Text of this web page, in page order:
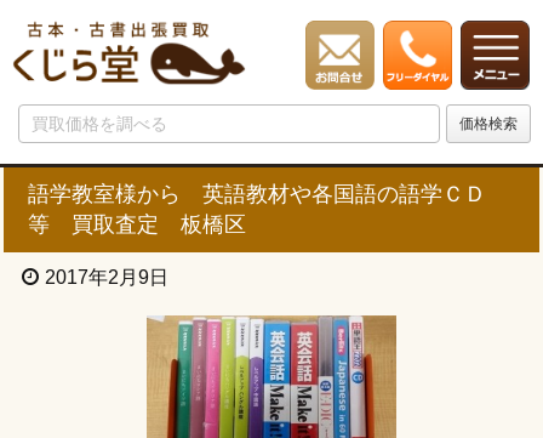
語学教室様から 英語教材や各国語の語学ＣＤ
等 買取査定 板橋区
2017年2月9日